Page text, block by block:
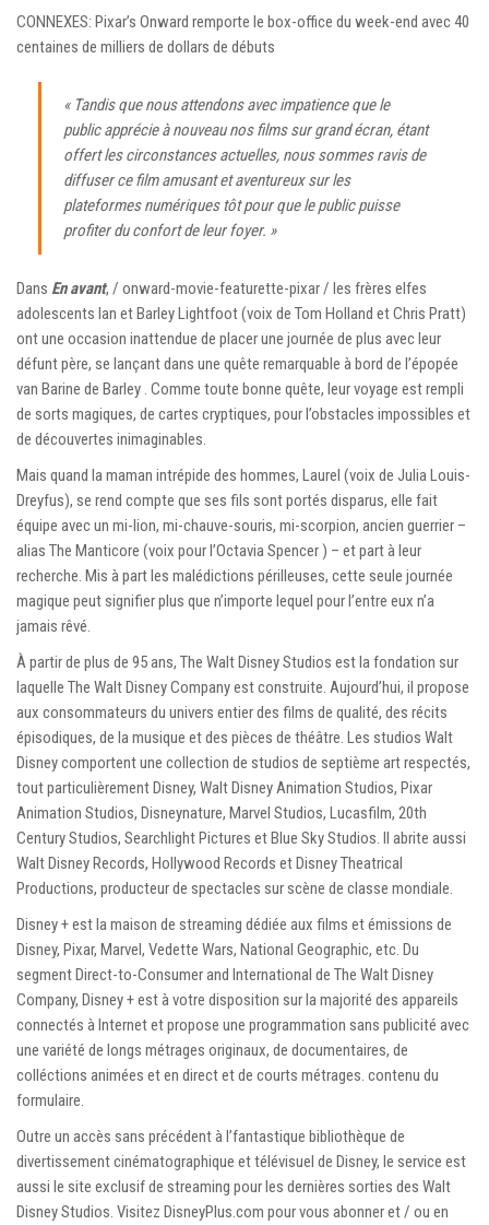
CONNEXES: Pixar’s Onward remporte le box-office du week-end avec 40
centaines de milliers de dollars de débuts
« Tandis que nous attendons avec impatience que le
public apprécie à nouveau nos films sur grand écran, étant
offert les circonstances actuelles, nous sommes ravis de
diffuser ce film amusant et aventureux sur les
plateformes numériques tôt pour que le public puisse
profiter du confort de leur foyer. »
Dans En avant, / onward-movie-featurette-pixar / les frères elfes
adolescents Ian et Barley Lightfoot (voix de Tom Holland et Chris Pratt)
ont une occasion inattendue de placer une journée de plus avec leur
défunt père, se lançant dans une quête remarquable à bord de l’épopée
van Barine de Barley . Comme toute bonne quête, leur voyage est rempli
de sorts magiques, de cartes cryptiques, pour l’obstacles impossibles et
de découvertes inimaginables.
Mais quand la maman intrépide des hommes, Laurel (voix de Julia Louis-
Dreyfus), se rend compte que ses fils sont portés disparus, elle fait
équipe avec un mi-lion, mi-chauve-souris, mi-scorpion, ancien guerrier –
alias The Manticore (voix pour l’Octavia Spencer ) – et part à leur
recherche. Mis à part les malédictions périlleuses, cette seule journée
magique peut signifier plus que n’importe lequel pour l’entre eux n’a
jamais rêvé.
À partir de plus de 95 ans, The Walt Disney Studios est la fondation sur
laquelle The Walt Disney Company est construite. Aujourd’hui, il propose
aux consommateurs du univers entier des films de qualité, des récits
épisodiques, de la musique et des pièces de théâtre. Les studios Walt
Disney comportent une collection de studios de septième art respectés,
tout particulièrement Disney, Walt Disney Animation Studios, Pixar
Animation Studios, Disneynature, Marvel Studios, Lucasfilm, 20th
Century Studios, Searchlight Pictures et Blue Sky Studios. Il abrite aussi
Walt Disney Records, Hollywood Records et Disney Theatrical
Productions, producteur de spectacles sur scène de classe mondiale.
Disney + est la maison de streaming dédiée aux films et émissions de
Disney, Pixar, Marvel, Vedette Wars, National Geographic, etc. Du
segment Direct-to-Consumer and International de The Walt Disney
Company, Disney + est à votre disposition sur la majorité des appareils
connectés à Internet et propose une programmation sans publicité avec
une variété de longs métrages originaux, de documentaires, de
colléctions animées et en direct et de courts métrages. contenu du
formulaire.
Outre un accès sans précédent à l’fantastique bibliothèque de
divertissement cinématographique et télévisuel de Disney, le service est
aussi le site exclusif de streaming pour les dernières sorties des Walt
Disney Studios. Visitez DisneyPlus.com pour vous abonner et / ou en